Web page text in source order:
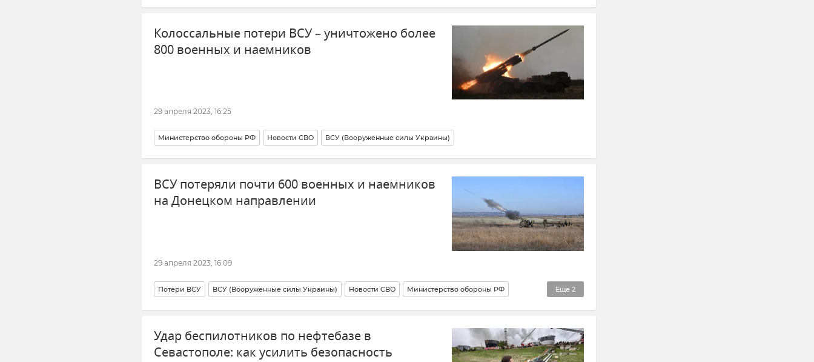
Новости
Колоссальные потери ВСУ – уничтожено более
800 военных и наемников
29 апреля 2023, 16:25
Министерство обороны РФ Новости СВО ВСУ (Вооруженные силы Украины)
ВСУ потеряли почти 600 военных и наемников
на Донецком направлении
29 апреля 2023, 16:09
Еще 2
Потери ВСУ ВСУ (Вооруженные силы Украины) Новости СВО Министерство обороны РФ
Донецк Донецкая Народная Республика (ДНР)
Удар беспилотников по нефтебазе в
Севастополе: как усилить безопасность